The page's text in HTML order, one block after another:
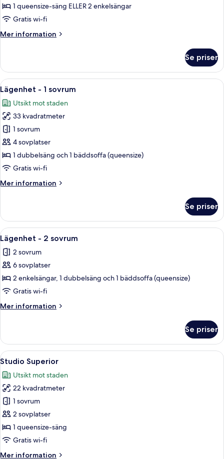
1 queensize-säng ELLER 2 enkelsängar
Gratis wi-fi
Mer information
Mer
Se priser
Öppna
alla
foton
för
Lägenhet
-
1
sovrum
Ett modernt hotellrum med en platt-
5
Lägenhet - 1 sovrum
Utsikt mot staden
33 kvadratmeter
1 sovrum
4 sovplatser
1 dubbelsäng och 1 bäddsoffa (queensize)
Gratis wi-fi
Mer information
Mer
-
sovrum
Se priser
Öppna
alla
foton
för
Lägenhet
-
2
sovrum
Ett modernt vardagsrum med en
7
Lägenhet - 2 sovrum
2 sovrum
6 sovplatser
2 enkelsängar, 1 dubbelsäng och 1 bäddsoffa (queensize)
Gratis wi-fi
Mer information
Mer
-
sovrum
Se priser
Öppna
alla
foton
för
Studio
Superior
Ett modernt hotellrum med en stor
4
Studio Superior
Utsikt mot staden
22 kvadratmeter
1 sovrum
2 sovplatser
1 queensize-säng
Gratis wi-fi
Mer information
Mer